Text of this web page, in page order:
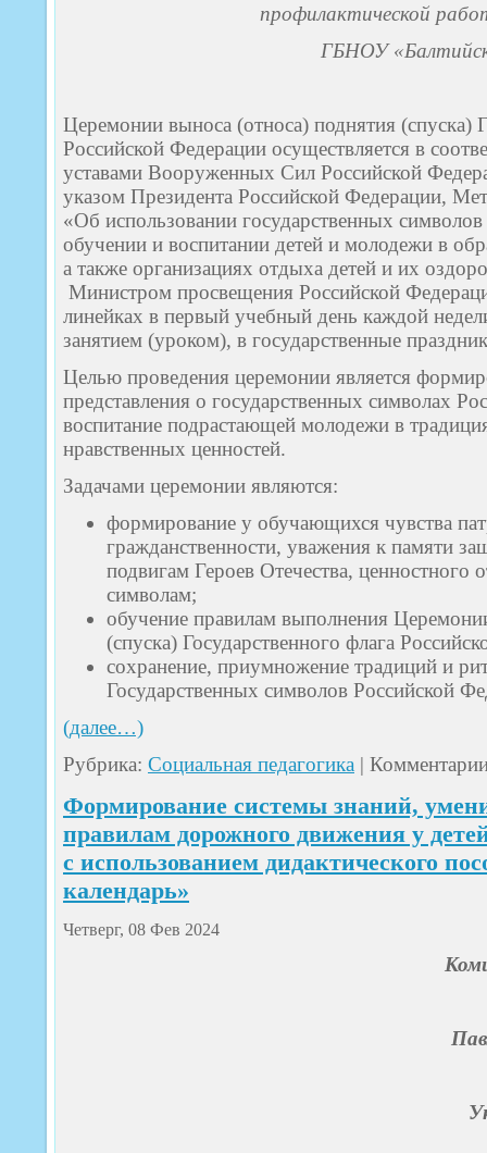
профилактической
ГБНОУ
Церемонии выноса (относа) поднятия (спуска)
Российской Федерации осуществляется в
уставами Вооруженных Сил Российской
указом Президента Российской Федерации,
«Об использовании государственных
обучении и воспитании детей и молодежи в
а также организациях отдыха детей и их
Министром просвещения Российской
линейках в первый учебный день каждой
занятием (уроком), в государственные
Целью проведения церемонии является
представления о государственных символах
воспитание подрастающей молодежи в
нравственных ценностей.
Задачами церемонии являются:
формирование у обучающихся чувства
гражданственности, уважения к памяти
подвигам Героев Отечества, ценностного
символам;
обучение правилам выполнения
(спуска) Государственного флага
сохранение, приумножение традиций и
Государственных символов Российской
(далее…)
Рубрика: Социальная педагогика |
Формирование системы знаний,
правилам дорожного движения у
с использованием дидактического
календарь»
Четверг, 08 Фев 2024